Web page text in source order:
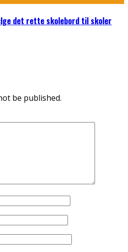
det rette skolebord til skoler
be published.